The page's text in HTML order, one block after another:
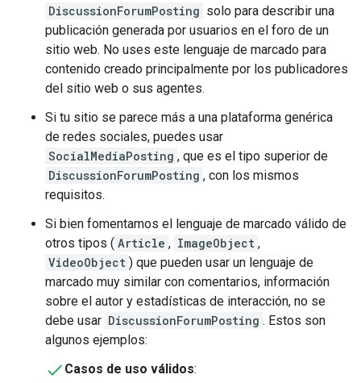
DiscussionForumPosting solo para describir una
publicación generada por usuarios en el foro de un
sitio web. No uses este lenguaje de marcado para
contenido creado principalmente por los publicadores
del sitio web o sus agentes.
Si tu sitio se parece más a una plataforma genérica
de redes sociales, puedes usar
SocialMediaPosting , que es el tipo superior de
DiscussionForumPosting , con los mismos
requisitos.
Si bien fomentamos el lenguaje de marcado válido de
otros tipos ( Article , ImageObject ,
VideoObject ) que pueden usar un lenguaje de
marcado muy similar con comentarios, información
sobre el autor y estadísticas de interacción, no se
debe usar DiscussionForumPosting . Estos son
algunos ejemplos:
Casos de uso válidos: